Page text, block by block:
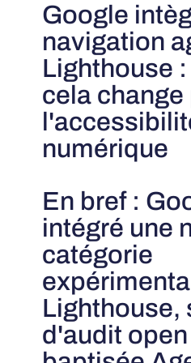
Google
navigation
Lighthouse
cela change
numérique
En bref :
intégré une
catégorie
Lighthouse,
d'audit